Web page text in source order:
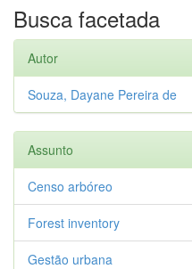
Busca facetada
Autor
Souza, Dayane Pereira de
Assunto
Censo arbóreo
Forest inventory
Gestão urbana